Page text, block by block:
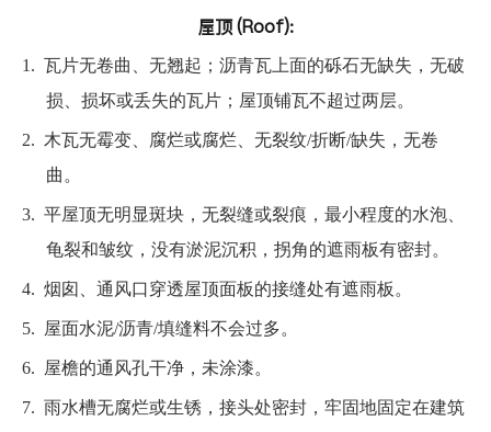
屋顶 (Roof):
1. 瓦片无卷曲、无翘起；沥青瓦上面的砾石无缺失，无破
损、损坏或丢失的瓦片；屋顶铺瓦不超过两层。
2. 木瓦无霉变、腐烂或腐烂、无裂纹/折断/缺失，无卷
曲。
3. 平屋顶无明显斑块，无裂缝或裂痕，最小程度的水泡、
龟裂和皱纹，没有淤泥沉积，拐角的遮雨板有密封。
4. 烟囱、通风口穿透屋顶面板的接缝处有遮雨板。
5. 屋面水泥/沥青/填缝料不会过多。
6. 屋檐的通风孔干净，未涂漆。
7. 雨水槽无腐烂或生锈，接头处密封，牢固地固定在建筑